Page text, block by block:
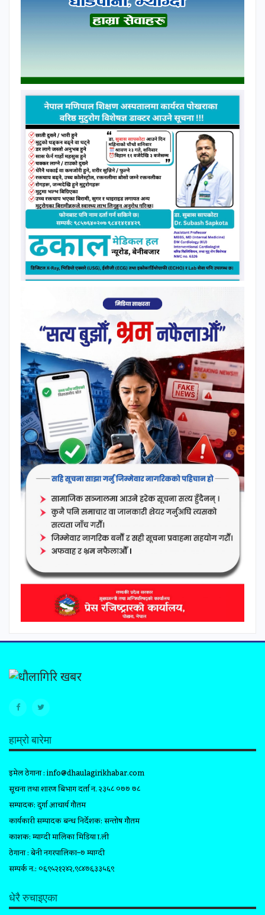
हाम्रो बारेमा
इमेल ठेगाना :info@dhaulagirikhabar.com
सूचना तथा प्रशारण बिभाग दर्ता न. २३५८ ०७७ ७८
सम्पादक: दुर्गा आचार्य गौतम
कार्यकारी सम्पादक प्रबन्ध निर्देशक: सन्तोष गौतम
प्रकाशक: म्याग्दी मालिका मिडिया प्रा.ली
ठेगाना : बेनी नगरपालिका–७ म्याग्दी
सम्पर्क न.: ०६९५२१२४२,९८४७६३३५६९
धेरै रुचाइएका